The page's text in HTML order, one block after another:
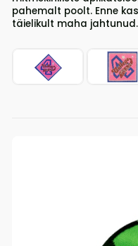
pahemalt poolt. Enne
täielikult maha